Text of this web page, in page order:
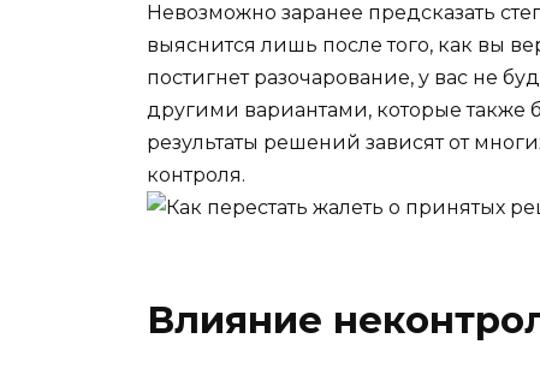
Невозможно заранее предсказать
выяснится лишь после того, как вы
постигнет разочарование, у вас не
другими вариантами, которые также
результаты решений зависят от
контроля.
Влияние